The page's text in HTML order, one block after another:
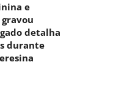
e
detalha
durante